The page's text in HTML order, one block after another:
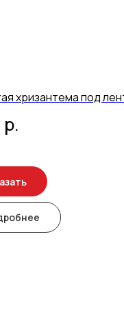
хризантема под
р.